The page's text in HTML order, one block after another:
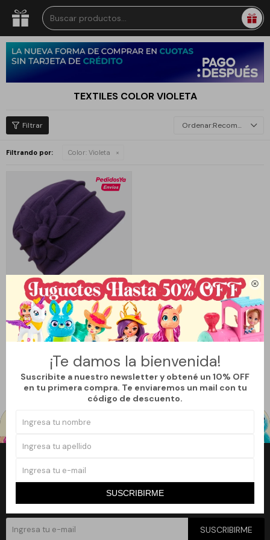

¡Te damos la bienvenida!
Suscribite a nuestro newsletter y obtené un 10% OFF
en tu primera compra. Te enviaremos un mail con tu
código de descuento.
SUSCRIBIRME
TEXTILES COLOR VIOLETA
Recomendados
Filtrando por: Color: Violeta
Llega HOY
GORRO DE ABRIGO CLOCHE
MUJER - VIOLETA
$690
¡Suscribite a nuestro newsletter y accedé a un 10% off en tu primera
SUSCRIBIRME